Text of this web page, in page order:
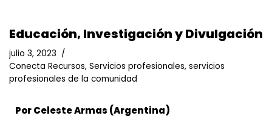
Educación, Investigación y Divulgación
julio 3, 2023
Conecta Recursos, Servicios profesionales, servicios
profesionales de la comunidad
Por Celeste Armas (Argentina)